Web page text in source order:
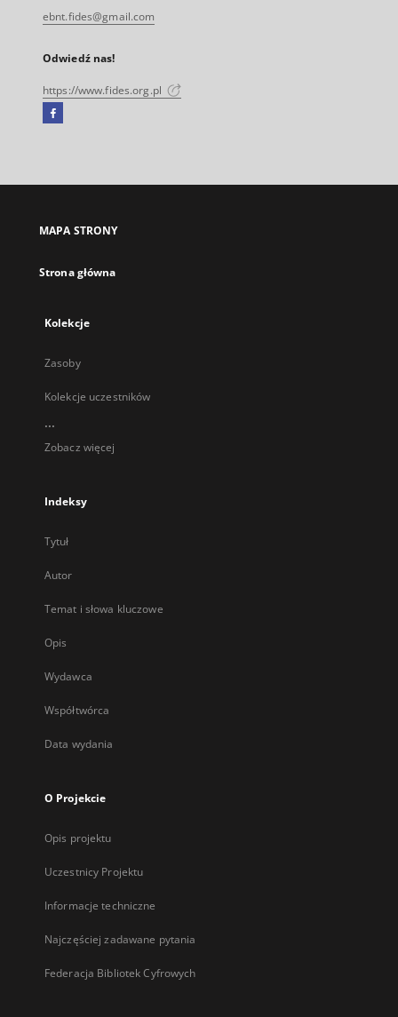
ebnt.fides@gmail.com
Odwiedź nas!
https://www.fides.org.pl
Facebook
się
karcie
MAPA STRONY
Strona główna
Kolekcje
Zasoby
Kolekcje uczestników
...
Zobacz więcej
Indeksy
Tytuł
Autor
Temat i słowa kluczowe
Opis
Wydawca
Współtwórca
Data wydania
O Projekcie
Opis projektu
Uczestnicy Projektu
Informacje techniczne
Najczęściej zadawane pytania
Federacja Bibliotek Cyfrowych